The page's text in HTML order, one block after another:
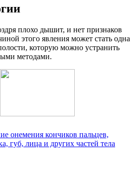
плохо дышит, и нет признаков
этого явления может стать одна
которую можно устранить
методами.
онемения кончиков пальцев,
губ, лица и других частей тела